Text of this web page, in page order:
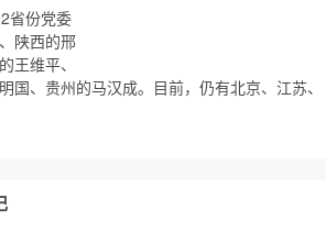
省份党委
陕西的邢
王维平、
、贵州的马汉成。目前，仍有北京、江苏、